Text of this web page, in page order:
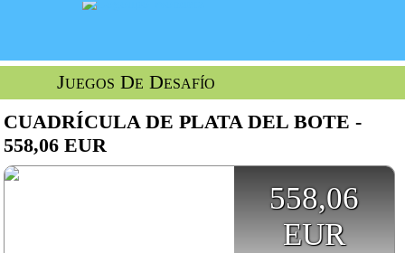
Juegos De Desafío
CUADRÍCULA DE PLATA DEL BOTE -
558,06 EUR
558,06
EUR